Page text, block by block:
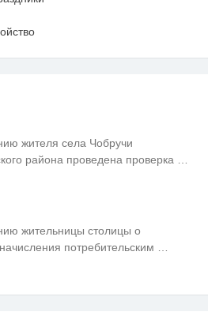
жителя села Чобручи
района проведена проверка
жительницы столицы о
потребительским